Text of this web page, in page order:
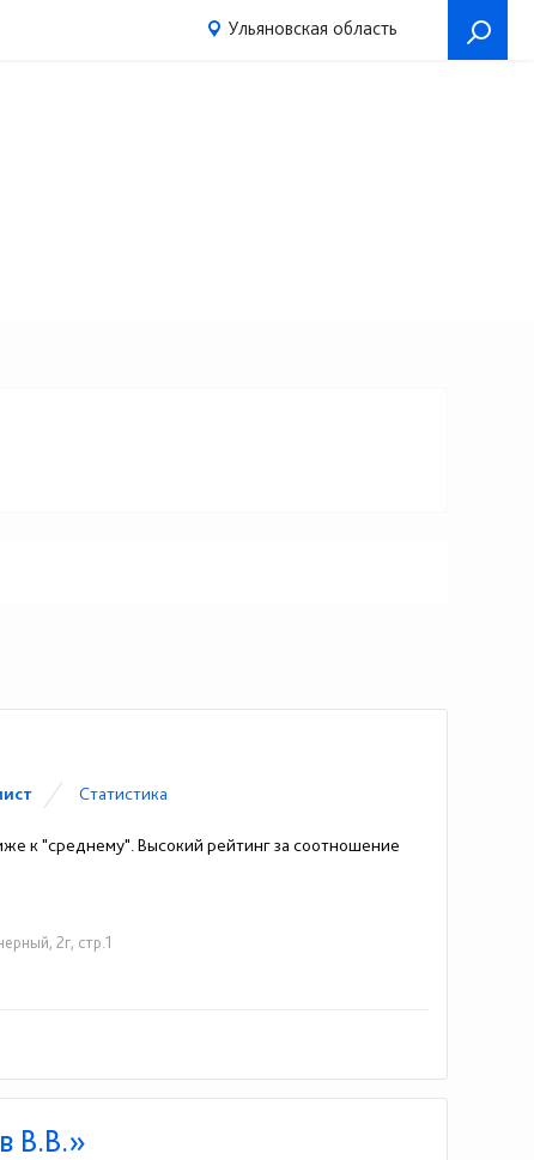
Ульяновская область
Статистика
к "среднему". Высокий рейтинг за соотношение
2г, стр.1
В.В.»